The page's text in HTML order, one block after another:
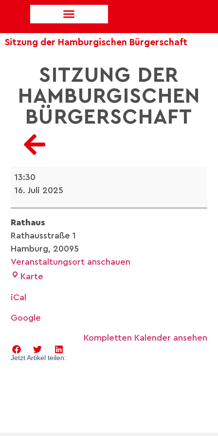
Sitzung der Hamburgischen Bürgerschaft
SITZUNG DER
HAMBURGISCHEN
BÜRGERSCHAFT
13:30
16. Juli 2025
Rathaus
Rathausstraße 1
Hamburg, 20095
Veranstaltungsort anschauen
Karte
iCal
Google
Kompletten Kalender ansehen
Jetzt Artikel teilen: